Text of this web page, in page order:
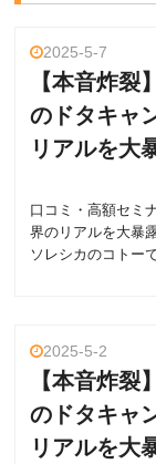
2025-5-7
【本音炸裂
のドタキャ
リアルを大
口コミ・高額セミ
界のリアルを大暴
ソレシカのコトー
2025-5-2
【本音炸裂
のドタキャ
リアルを大